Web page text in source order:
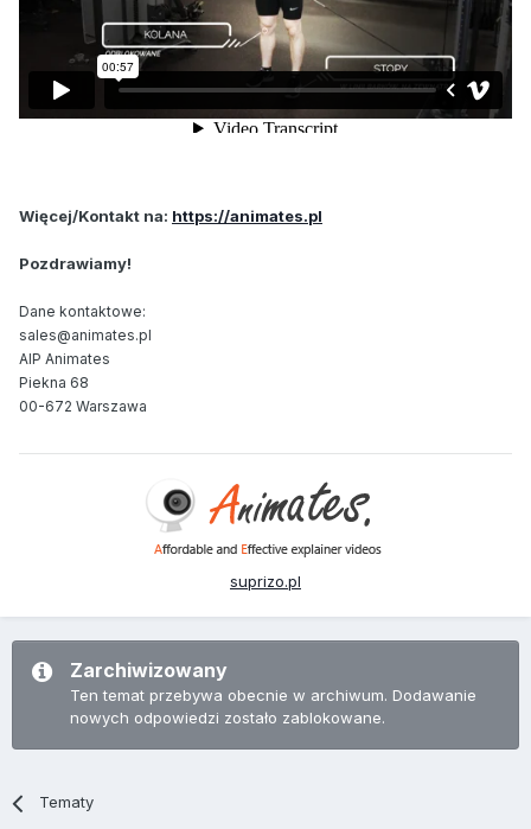
Więcej/Kontakt na: https://animates.pl
Pozdrawiamy!
Dane kontaktowe:
sales@animates.pl
AIP Animates
Piekna 68
00-672 Warszawa
suprizo.pl
Zarchiwizowany
Ten temat przebywa obecnie w archiwum. Dodawanie
nowych odpowiedzi zostało zablokowane.
Tematy